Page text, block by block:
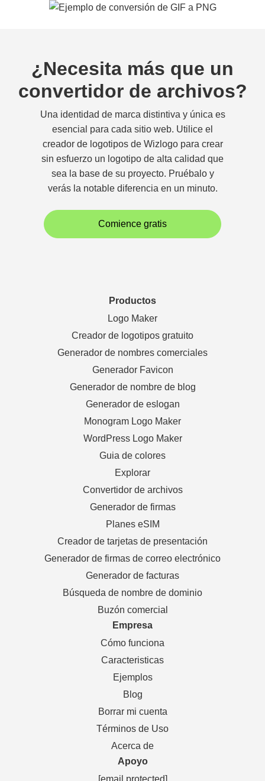
¿Necesita más que un
convertidor de archivos?
Una identidad de marca distintiva y única es
esencial para cada sitio web. Utilice el
creador de logotipos de Wizlogo para crear
sin esfuerzo un logotipo de alta calidad que
sea la base de su proyecto. Pruébalo y
verás la notable diferencia en un minuto.
Comience gratis
Productos
Logo Maker
Creador de logotipos gratuito
Generador de nombres comerciales
Generador Favicon
Generador de nombre de blog
Generador de eslogan
Monogram Logo Maker
WordPress Logo Maker
Guia de colores
Explorar
Convertidor de archivos
Generador de firmas
Planes eSIM
Creador de tarjetas de presentación
Generador de firmas de correo electrónico
Generador de facturas
Búsqueda de nombre de dominio
Buzón comercial
Empresa
Cómo funciona
Caracteristicas
Ejemplos
Blog
Borrar mi cuenta
Términos de Uso
Acerca de
Apoyo
[email protected]